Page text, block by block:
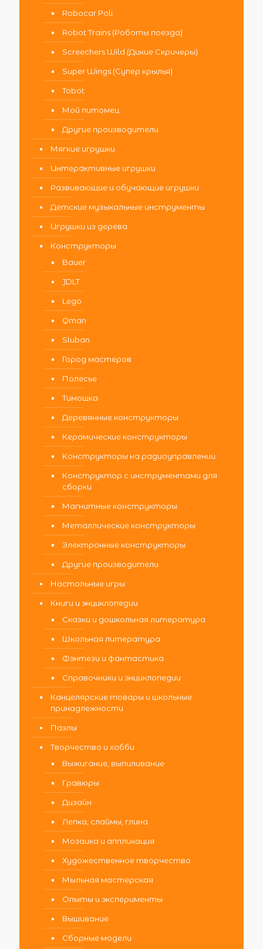
Robocar Poli
Robot Trains (Роботы поезда)
Screechers Wild (Дикие Скричеры)
Super Wings (Супер крылья)
Tobot
Мой питомец
Другие производители
Мягкие игрушки
Интерактивные игрушки
Развивающие и обучающие игрушки
Детские музыкальные инструменты
Игрушки из дерева
Конструкторы
Bauer
JDLT
Lego
Qman
Sluban
Город мастеров
Полесье
Тимошка
Деревянные конструкторы
Керамические конструкторы
Конструкторы на радиоуправлении
Конструктор с инструментами для
сборки
Магнитные конструкторы
Металлические конструкторы
Электронные конструкторы
Другие производители
Настольные игры
Книги и энциклопедии
Сказки и дошкольная литература
Школьная литература
Фэнтези и фантастика
Справочники и энциклопедии
Канцелярские товары и школьные
принадлежности
Пазлы
Творчество и хобби
Выжигание, выпиливание
Гравюры
Дизайн
Лепка, слаймы, глина
Мозаика и аппликация
Художественное творчество
Мыльная мастерская
Опыты и эксперименты
Вышивание
Сборные модели